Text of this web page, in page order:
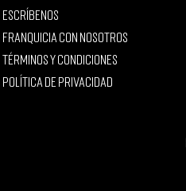
Escríbenos
Franquicia con nosotros
Términos y condiciones
Política de privacidad